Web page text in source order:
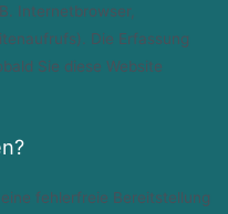
Internetbrowser,
Die Erfassung
Sie diese Website
fehlerfreie Bereitstellung